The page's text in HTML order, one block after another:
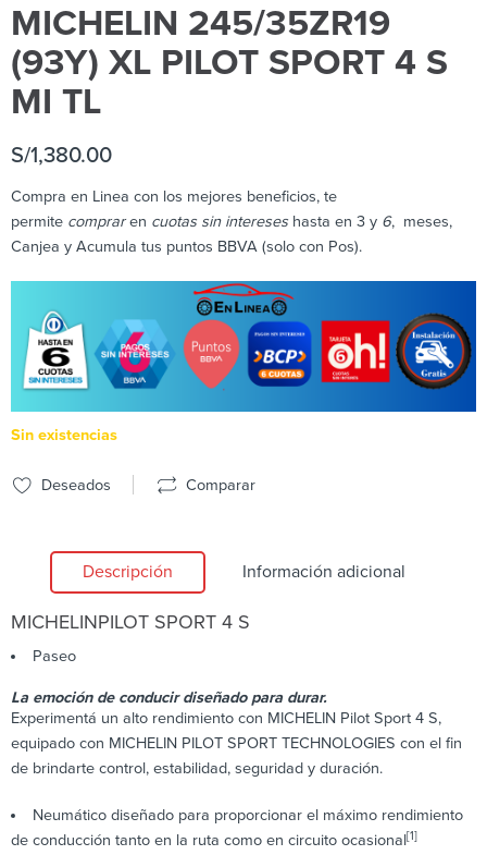
MICHELIN 245/35ZR19
(93Y) XL PILOT SPORT 4 S
MI TL
S/1,380.00
Compra en Linea con los mejores beneficios, te
permite compraren cuotas sin intereseshasta en 3 y 6, meses,
Canjea y Acumula tus puntos BBVA (solo con Pos).
Sin existencias
Deseados Comparar
Descripción Información adicional
MICHELINPILOT SPORT 4 S
Paseo
La emoción de conducir diseñado para durar.
Experimentá un alto rendimiento con MICHELIN Pilot Sport 4 S,
equipado con MICHELIN PILOT SPORT TECHNOLOGIES con el fin
de brindarte control, estabilidad, seguridad y duración.
Neumático diseñado para proporcionar el máximo rendimiento
de conducción tanto en la ruta como en circuito ocasional[1]